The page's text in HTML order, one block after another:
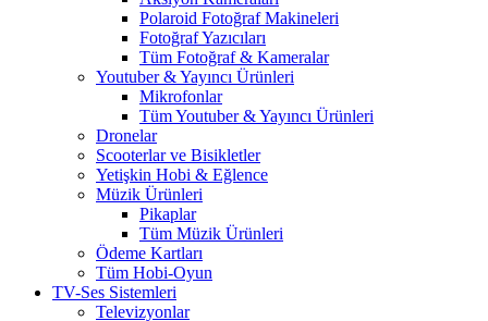
Polaroid Fotoğraf Makineleri
Fotoğraf Yazıcıları
Tüm Fotoğraf & Kameralar
Youtuber & Yayıncı Ürünleri
Mikrofonlar
Tüm Youtuber & Yayıncı Ürünleri
Dronelar
Scooterlar ve Bisikletler
Yetişkin Hobi & Eğlence
Müzik Ürünleri
Pikaplar
Tüm Müzik Ürünleri
Ödeme Kartları
Tüm Hobi-Oyun
TV-Ses Sistemleri
Televizyonlar